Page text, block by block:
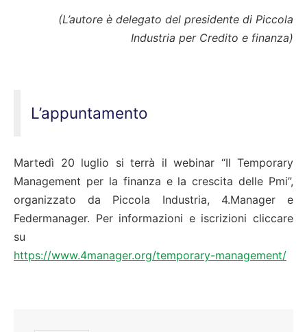
(L’autore è delegato del presidente di Piccola
Industria per Credito e finanza)
L’appuntamento
Martedì 20 luglio si terrà il webinar “Il Temporary
Management per la finanza e la crescita delle Pmi”,
organizzato da Piccola Industria, 4.Manager e
Federmanager. Per informazioni e iscrizioni cliccare
su
https://www.4manager.org/temporary-management/